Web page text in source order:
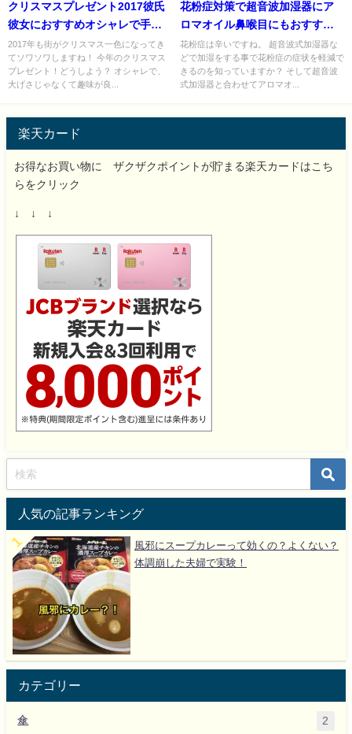
クリスマスプレゼント2017彼氏
彼女におすすめオシャレで手軽
はコレ！
2017年も街がクリスマス一色になってき
てソワソワしますね！ 今年のクリスマス
プレゼント！どうしよう？ オシャレで、
大げさじゃなくて趣味が良...
花粉症対策で超音波加湿器にア
ロマオイル鼻喉目にもおすすめ
４選！
花粉症は辛いですね。 超音波式加湿器な
どで加湿をする事で花粉症の症状を軽減で
きるのを知っていますか？ そして超音波
式加湿器と合わせてアロマオ...
楽天カード
お得なお買い物に ザクザクポイントが貯まる楽天カードはこち
らをクリック
↓ ↓ ↓
人気の記事ランキング
風邪にスープカレーって効くの？よくない？
体調崩した夫婦で実験！
カテゴリー
傘 2